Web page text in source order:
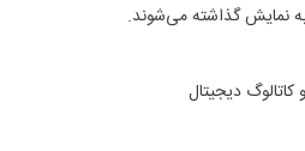
به نمایش گذاشته می‌شوند.
دیجیتال